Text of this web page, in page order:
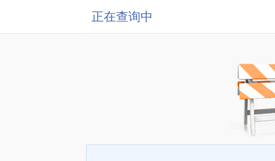
正在查询中